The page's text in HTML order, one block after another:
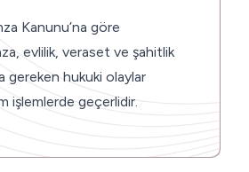
Kanunu’na göre
evlilik, veraset ve şahitlik
gereken hukuki olaylar
işlemlerde geçerlidir.